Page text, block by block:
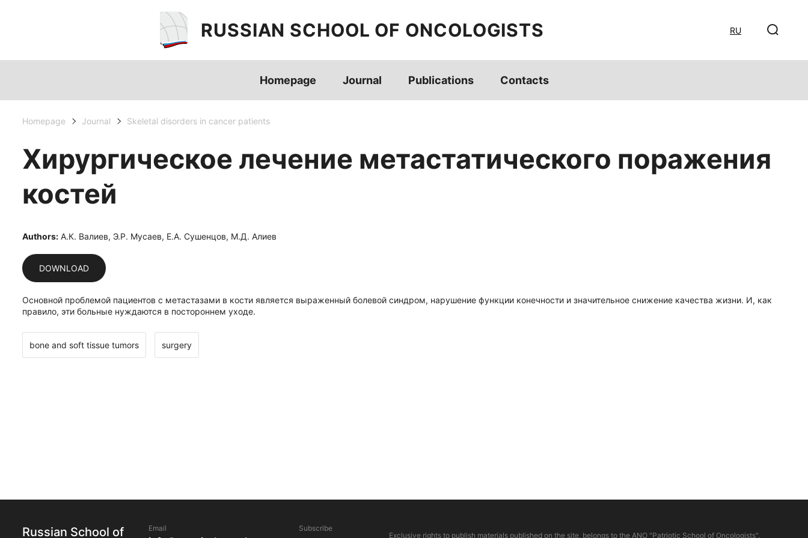
RUSSIAN SCHOOL OF ONCOLOGISTS RU
Homepage Journal Publications Contacts
Homepage Journal Skeletal disorders in cancer patients
Хирургическое лечение метастатического поражения
костей
Authors: А.К. Валиев, Э.Р. Мусаев, Е.А. Сушенцов, М.Д. Алиев
DOWNLOAD
Основной проблемой пациентов с метастазами в кости является выраженный болевой синдром, нарушение функции конечности и значительное снижение качества жизни. И, как
правило, эти больные нуждаются в постороннем уходе.
bone and soft tissue tumors surgery
Russian School of Email
Subscribe
Exclusive rights to publish materials published on the site, belongs to the ANO "Patriotic School of Oncologists".